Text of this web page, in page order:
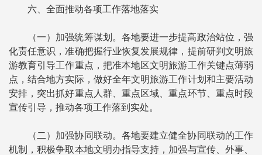
六、全面推动各项工作落地落实
（一）加强统筹谋划。各地要进一步提高政治站位，强
化责任意识，准确把握行业恢复发展规律，提前研判文明旅
游教育引导工作重点，把准本地区文明旅游工作关键点薄弱
点，结合地方实际，做好全年文明旅游工作计划和主要活动
安排，突出抓好重点人群、重点区域、重点环节、重点时段
宣传引导，推动各项工作落到实处。
（二）加强协同联动。各地要建立健全协同联动的工作
机制，积极争取本地文明办指导支持，加强与宣传、外事、